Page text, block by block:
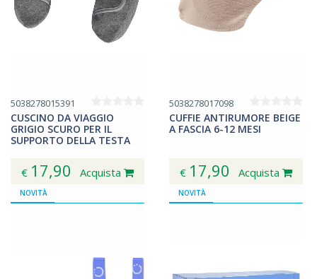
5038278015391
CUSCINO DA VIAGGIO
GRIGIO SCURO PER IL
SUPPORTO DELLA TESTA
€ 17,90 Acquista
5038278017098
CUFFIE ANTIRUMORE BEIGE
A FASCIA 6-12 MESI
€ 17,90 Acquista
NOVITÀ NOVITÀ